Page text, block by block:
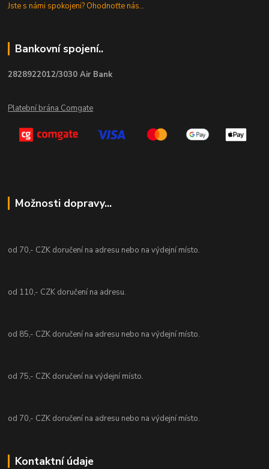
Jste s námi spokojeni? Ohodnoťte nás...
Bankovní spojení..
2828922012/3030 Air Bank
Platební brána Comgate
Možnosti dopravy...
od 70,- CZK doručení na adresu nebo na výdejní místo.
od 110,- CZK doručení na adresu.
od 85,- CZK doručení na adresu nebo na výdejní místo.
od 75,- CZK doručení na výdejní místo.
od 70,- CZK doručení na adresu nebo na výdejní místo.
Kontaktní údaje